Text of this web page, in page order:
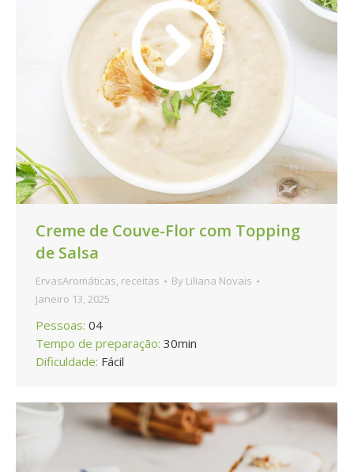
Creme de Couve-Flor com Topping
de Salsa
ErvasAromáticas, receitas By Liliana Novais
Janeiro 13, 2025
Pessoas: 04
Tempo de preparação: 30min
Dificuldade: Fácil